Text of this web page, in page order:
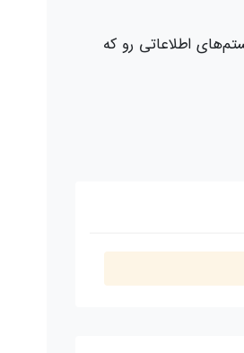
اطلاعاتی رو که